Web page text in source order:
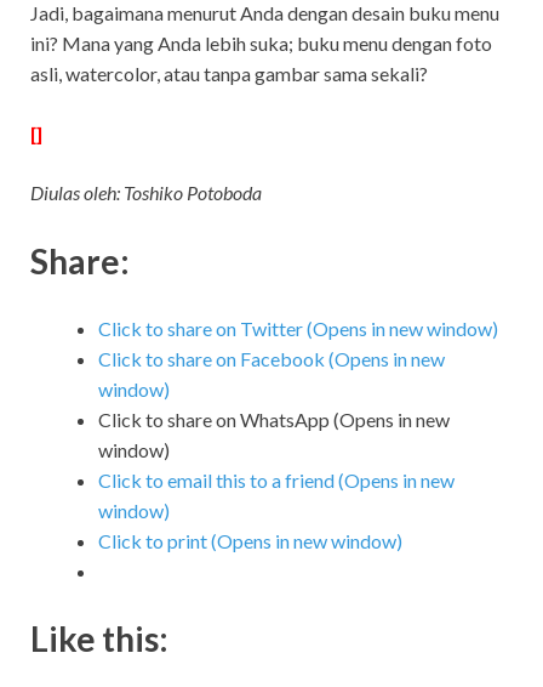
Jadi, bagaimana menurut Anda dengan desain buku menu
ini? Mana yang Anda lebih suka; buku menu dengan foto
asli, watercolor, atau tanpa gambar sama sekali?
[]
Diulas oleh: Toshiko Potoboda
Share:
Click to share on Twitter (Opens in new window)
Click to share on Facebook (Opens in new
window)
Click to share on WhatsApp (Opens in new
window)
Click to email this to a friend (Opens in new
window)
Click to print (Opens in new window)
Like this: